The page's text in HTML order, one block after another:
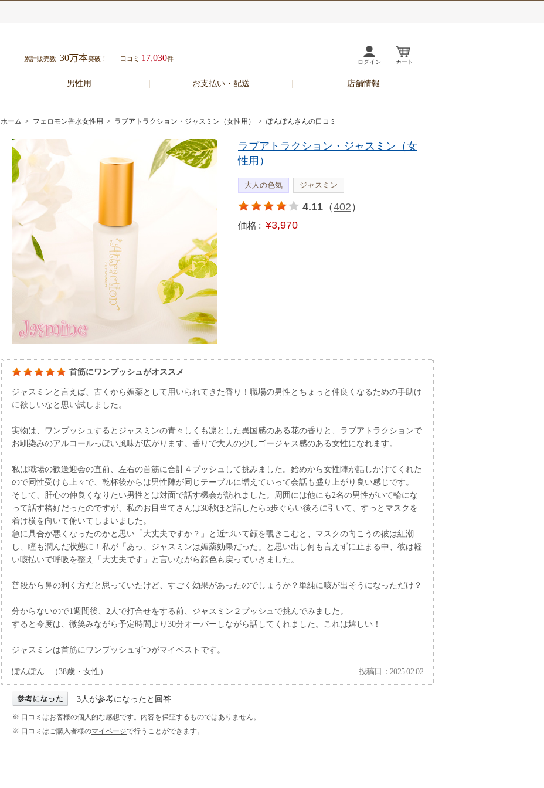
累計販売数 30万本突破！ 口コミ 17,030件 ログイン カート
男性用 お支払い・配送 店舗情報
ホーム > フェロモン香水女性用 > ラブアトラクション・ジャスミン（女性用） > ぽんぽんさんの口コミ
ラブアトラクション・ジャスミン（女
性用）
大人の色気 ジャスミン
4.11 （402 ）
価格 : ¥3,970
首筋にワンプッシュがオススメ
ジャスミンと言えば、古くから媚薬として用いられてきた香り！職場の男性とちょっと仲良くなるための手助け
に欲しいなと思い試しました。
実物は、ワンプッシュするとジャスミンの青々しくも凛とした異国感のある花の香りと、ラブアトラクションで
お馴染みのアルコールっぽい風味が広がります。香りで大人の少しゴージャス感のある女性になれます。
私は職場の歓送迎会の直前、左右の首筋に合計４プッシュして挑みました。始めから女性陣が話しかけてくれた
ので同性受けも上々で、乾杯後からは男性陣が同じテーブルに増えていって会話も盛り上がり良い感じです。
そして、肝心の仲良くなりたい男性とは対面で話す機会が訪れました。周囲には他にも2名の男性がいて輪にな
って話す格好だったのですが、私のお目当てさんは30秒ほど話したら5歩ぐらい後ろに引いて、すっとマスクを
着け横を向いて俯いてしまいました。
急に具合が悪くなったのかと思い「大丈夫ですか？」と近づいて顔を覗きこむと、マスクの向こうの彼は紅潮
し、瞳も潤んだ状態に！私が「あっ、ジャスミンは媚薬効果だった」と思い出し何も言えずに止まる中、彼は軽
い咳払いで呼吸を整え「大丈夫です」と言いながら顔色も戻っていきました。
普段から鼻の利く方だと思っていたけど、すごく効果があったのでしょうか？単純に咳が出そうになっただけ？
分からないので1週間後、2人で打合せをする前、ジャスミン２プッシュで挑んでみました。
すると今度は、微笑みながら予定時間より30分オーバーしながら話してくれました。これは嬉しい！
ジャスミンは首筋にワンプッシュずつがマイベストです。
ぽんぽん （38歳・女性） 投稿日：2025.02.02
3人が参考になったと回答
※ 口コミはお客様の個人的な感想です。内容を保証するものではありません。
※ 口コミはご購入者様のマイページで行うことができます。